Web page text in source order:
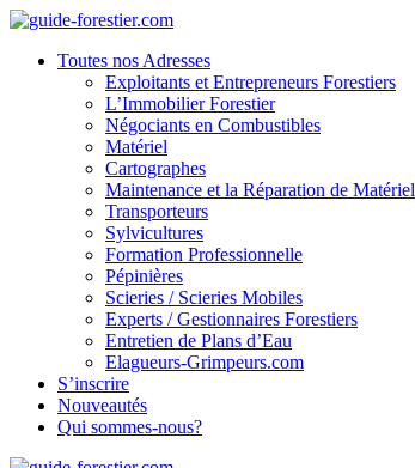
Toutes nos Adresses
Exploitants et Entrepreneurs Forestiers
L’Immobilier Forestier
Négociants en Combustibles
Matériel
Cartographes
Maintenance et la Réparation de Matériel
Transporteurs
Sylvicultures
Formation Professionnelle
Pépinières
Scieries / Scieries Mobiles
Experts / Gestionnaires Forestiers
Entretien de Plans d’Eau
Elagueurs-Grimpeurs.com
S’inscrire
Nouveautés
Qui sommes-nous?